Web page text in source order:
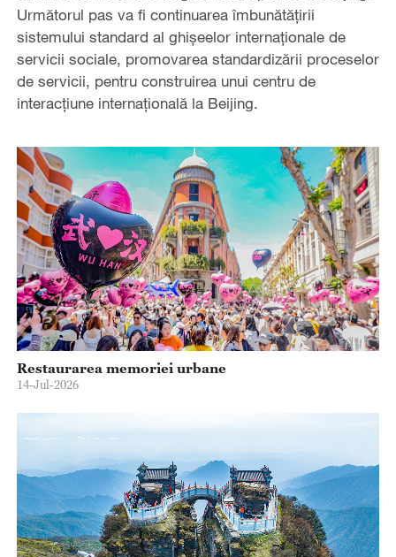
Următorul pas va fi continuarea îmbunătățirii
sistemului standard al ghișeelor internaționale de
servicii sociale, promovarea standardizării proceselor
de servicii, pentru construirea unui centru de
interacțiune internațională la Beijing.
Restaurarea memoriei urbane
14-Jul-2026